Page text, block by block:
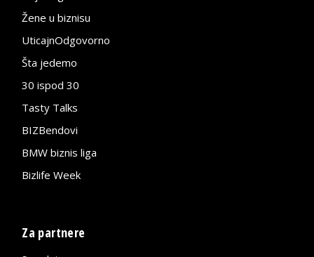
Žene u biznisu
UticajnOdgovorno
Šta jedemo
30 ispod 30
Tasty Talks
BIZBendovi
BMW biznis liga
Bizlife Week
Za partnere